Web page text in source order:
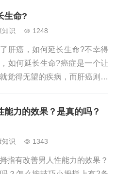
识判断，天天被减肥腰带...
生命?
知识 1248
肝癌，如何延长生命?不幸得
如何延长生命?癌症是一个让
觉得无望的疾病，而肝癌则是
得只有等死一条路，那么...
力的效果？是真的吗？
知识 1343
指有改善男人性能力的效果？